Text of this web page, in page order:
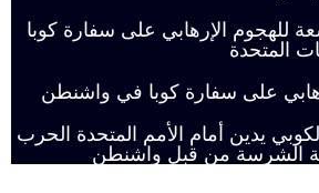
للهجوم الإرهابي على سفارة كوبا
المتحدة
على سفارة كوبا في واشنطن
يدين أمام الأمم المتحدة الحرب
الشرسة من قبل واشنطن